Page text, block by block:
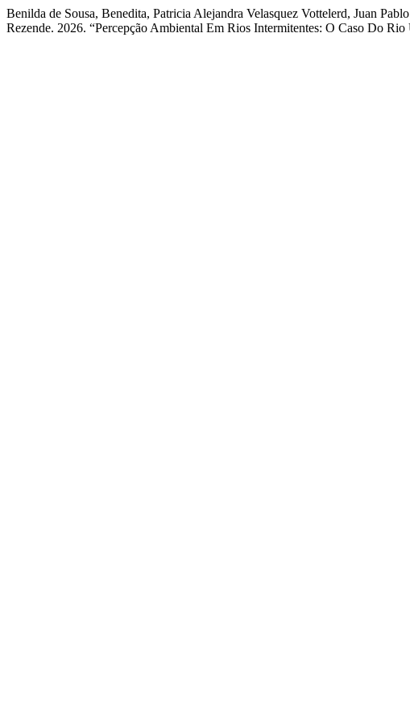
Benilda de Sousa, Benedita, Patricia Alejandra Velasquez Vottelerd, Juan
Rezende. 2026. “Percepção Ambiental Em Rios Intermitentes: O Caso Do